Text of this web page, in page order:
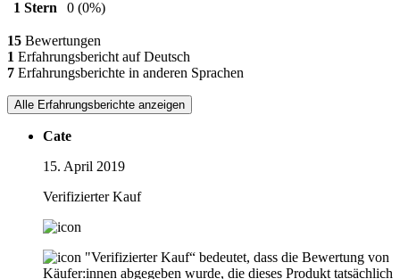
1 Stern
0 (0%)
15 Bewertungen
1 Erfahrungsbericht auf Deutsch
7 Erfahrungsberichte in anderen Sprachen
Alle Erfahrungsberichte anzeigen
Cate
15. April 2019
Verifizierter Kauf
"Verifizierter Kauf“ bedeutet, dass die Bewertung von
Käufer:innen abgegeben wurde, die dieses Produkt tatsächlich